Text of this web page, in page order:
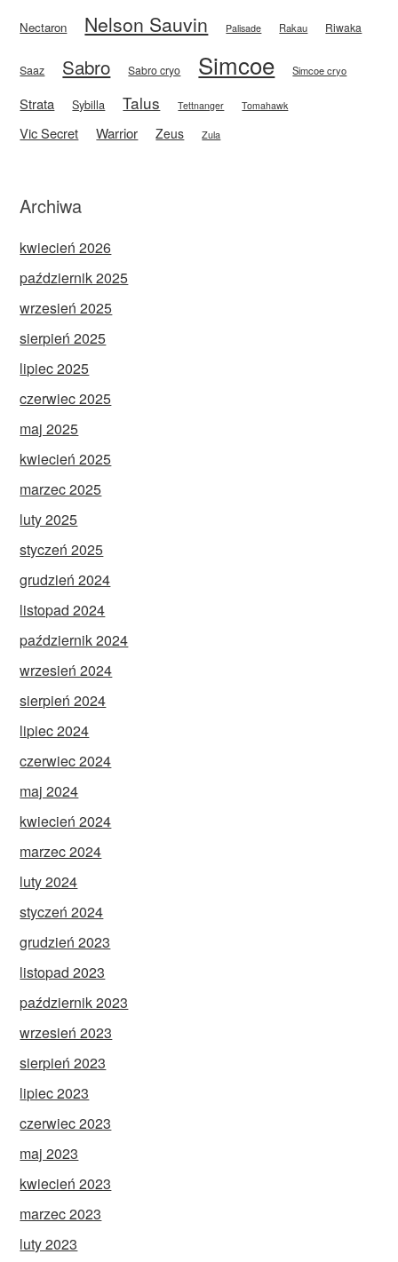
Nectaron Nelson Sauvin Palisade Rakau Riwaka
Saaz Sabro Sabro cryo Simcoe Simcoe cryo
Strata Sybilla Talus Tettnanger Tomahawk
Vic Secret Warrior Zeus Zula
Archiwa
kwiecień 2026
październik 2025
wrzesień 2025
sierpień 2025
lipiec 2025
czerwiec 2025
maj 2025
kwiecień 2025
marzec 2025
luty 2025
styczeń 2025
grudzień 2024
listopad 2024
październik 2024
wrzesień 2024
sierpień 2024
lipiec 2024
czerwiec 2024
maj 2024
kwiecień 2024
marzec 2024
luty 2024
styczeń 2024
grudzień 2023
listopad 2023
październik 2023
wrzesień 2023
sierpień 2023
lipiec 2023
czerwiec 2023
maj 2023
kwiecień 2023
marzec 2023
luty 2023